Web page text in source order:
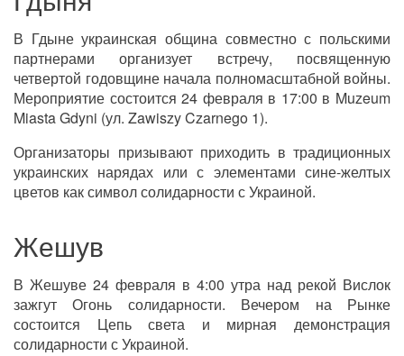
В Гдыне украинская община совместно с польскими
партнерами организует встречу, посвященную
четвертой годовщине начала полномасштабной войны.
Мероприятие состоится 24 февраля в 17:00 в Muzeum
Miasta Gdyni (ул. Zawiszy Czarnego 1).
Организаторы призывают приходить в традиционных
украинских нарядах или с элементами сине-желтых
цветов как символ солидарности с Украиной.
Жешув
В Жешуве 24 февраля в 4:00 утра над рекой Вислок
зажгут Огонь солидарности. Вечером на Рынке
состоится Цепь света и мирная демонстрация
солидарности с Украиной.